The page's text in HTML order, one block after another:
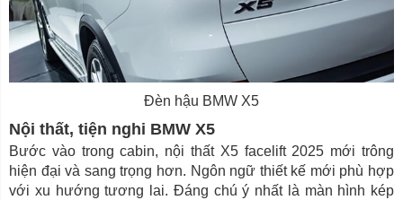
Đèn hậu BMW X5
Nội thất, tiện nghi BMW X5
Bước vào trong cabin, nội thất X5 facelift 2025 mới trông
hiện đại và sang trọng hơn. Ngôn ngữ thiết kế mới phù hợp
với xu hướng tương lai. Đáng chú ý nhất là màn hình kép